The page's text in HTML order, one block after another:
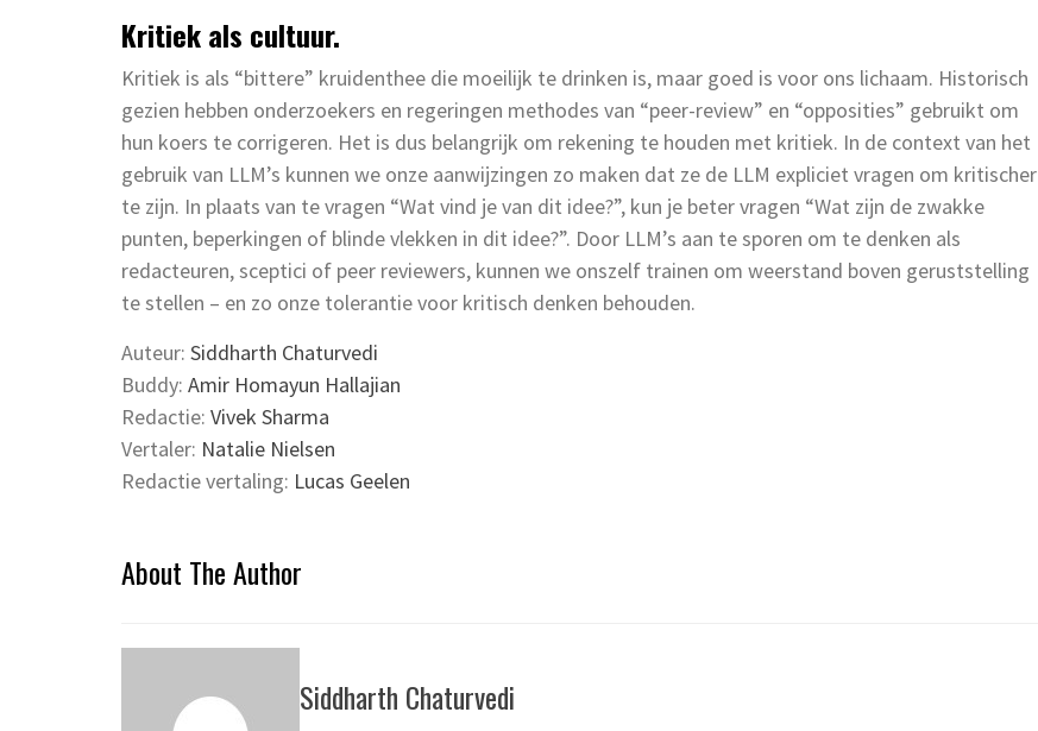
Kritiek als cultuur.
Kritiek is als “bittere” kruidenthee die moeilijk te drinken is, maar goed is voor ons lichaam. Historisch
gezien hebben onderzoekers en regeringen methodes van “peer-review” en “opposities” gebruikt om
hun koers te corrigeren. Het is dus belangrijk om rekening te houden met kritiek. In de context van het
gebruik van LLM’s kunnen we onze aanwijzingen zo maken dat ze de LLM expliciet vragen om kritischer
te zijn. In plaats van te vragen “Wat vind je van dit idee?”, kun je beter vragen “Wat zijn de zwakke
punten, beperkingen of blinde vlekken in dit idee?”. Door LLM’s aan te sporen om te denken als
redacteuren, sceptici of peer reviewers, kunnen we onszelf trainen om weerstand boven geruststelling
te stellen – en zo onze tolerantie voor kritisch denken behouden.
Auteur: Siddharth Chaturvedi
Buddy: Amir Homayun Hallajian
Redactie: Vivek Sharma
Vertaler: Natalie Nielsen
Redactie vertaling: Lucas Geelen
About The Author
Siddharth Chaturvedi